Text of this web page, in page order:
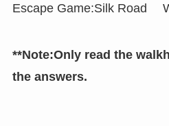
Escape Game:Silk Road
**Note:Only read the
the answers.